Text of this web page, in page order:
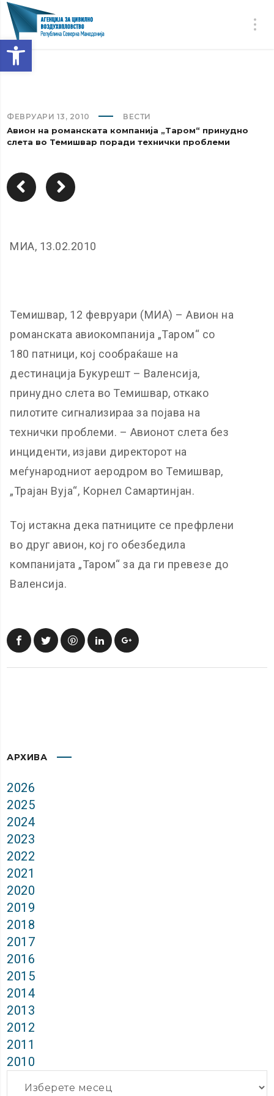
Open toolbar
ФЕВРУАРИ 13, 2010 ВЕСТИ
Авион на романската компанија „Таром“ принудно
слета во Темишвар поради технички проблеми
МИА, 13.02.2010
Темишвар, 12 февруари (МИА) – Авион на
романската авиокомпанија „Таром“ со
180 патници, кој сообраќаше на
дестинација Букурешт – Валенсија,
принудно слета во Темишвар, откако
пилотите сигнализираа за појава на
технички проблеми. – Авионот слета без
инциденти, изјави директорот на
меѓународниот аеродром во Темишвар,
„Трајан Вуја“, Корнел Самартинјан.
Тој истакна дека патниците се префрлени
во друг авион, кој го обезбедила
компанијата „Таром“ за да ги превезе до
Валенсија.
АРХИВА
2026
2025
2024
2023
2022
2021
2020
2019
2018
2017
2016
2015
2014
2013
2012
2011
2010